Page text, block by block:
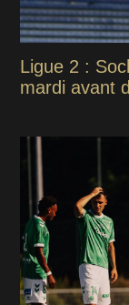
Ligue 2 :
mardi avant